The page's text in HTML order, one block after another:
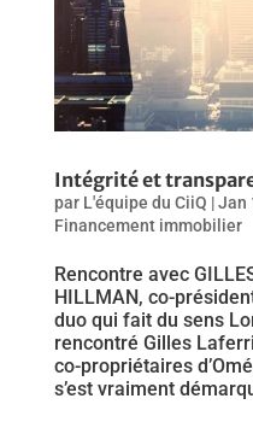
Intégrité et
par L'équipe du CiiQ |Jan
Financement immobilier
Rencontre avec
HILLMAN, co-
duo qui fait du sens
rencontré Gilles
co-propriétaires
s’est vraiment